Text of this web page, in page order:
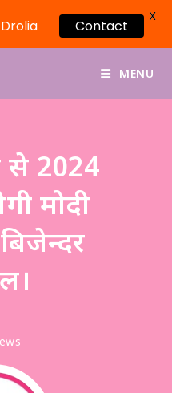
MENU
से 2024
मोदी
Contact
X